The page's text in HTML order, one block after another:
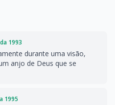
1993
durante uma visão,
anjo de Deus que se
1995